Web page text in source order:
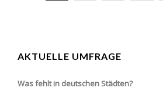
AKTUELLE UMFRAGE
Was fehlt in deutschen Städten?